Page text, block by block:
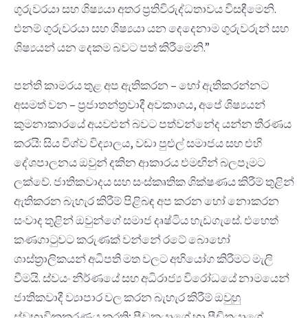
ගුරුවරයා සහ ශිෂ්‍යයා අතර ප්‍රතිවිරුද්ධතාවය විසඳීමෙනි.
එනම් ගුරුවරයා සහ ශිෂ්‍යයා යන දෙදෙනාම ගුරුවරුන් සහ
ශිෂ්‍යයන් යන දෙකම බවට පත් කිරීමෙනි.”
පන්ති කාමරය තුළ අප ඇතිකරන – හෝ ඇතිකරන්නට
අසමත් වන – ප්‍රජාතන්ත්‍රවාදී අවකාශය, අපේ ශිෂ්‍යයන්
කුමනාකාරයේ අයවළුන් බවට පත්වන්නේද යන්න තීරණය
කරයි: සිය විශ්ව විද්‍යාලය, වඩා පුළුල් සමාජය සහ එහි
දේශපාලනය ඔවුන් දකින ආකාරය එමඟින් බලපෑමට
ලක්වේ. ජාතිකවාදය සහ සංස්කෘතික ශික්ෂණය කිරීම් තුළින්
ඇතිකරන බැහැර කිරීම් පිළිබඳ අප කරන හෝ නොකරන
සංවාද තුළින් ඔවුන්ගේ සමාජ දෘෂ්ටිය හැඩගැසේ. එහෙත්
කණගාටුවට කරුණක් වන්නේ රටේ බොහෝ
ශාස්ත්‍රාලිකයන් අධිපති මත වලට අභියෝග කිරීමට මැලි
වීමයි. ස්වයං නීර්ණයේ සහ අධිරාජ්‍ය විරෝධයේ නාමයෙන්
ජාතිකවාදී ව්‍යාපාර වල කරන බැහැර කිරීම් ඔවුහු